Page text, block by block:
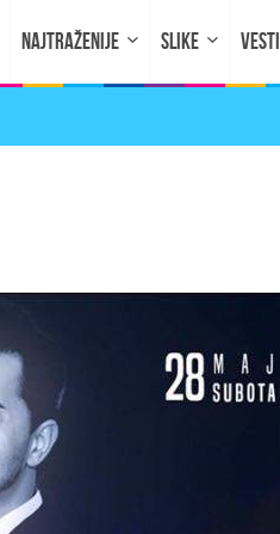
NAJTRAŽENIJE SLIKE VESTI